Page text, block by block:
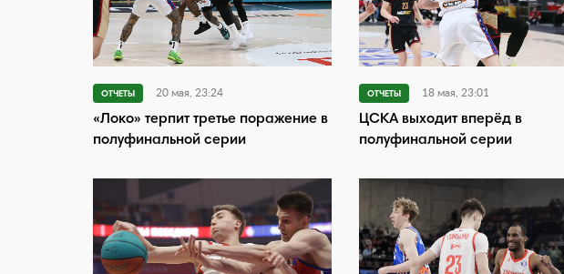
ОТЧЕТЫ 20 мая, 23:24
«Локо» терпит третье поражение в
полуфинальной серии
ОТЧЕТЫ 18 мая, 23:01
ЦСКА выходит вперёд в
полуфинальной серии